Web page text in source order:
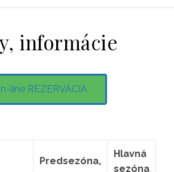
informácie
line REZERVÁCIA
Predsezóna,
Hlavná
sezóna